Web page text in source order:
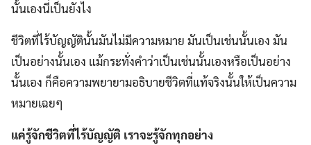
นั้นเองนี่เป็นยังไง
ชีวิตที่ไร้บัญญัตินั้นมันไม่มีความหมาย มันเป็นเช่นนั้นเอง มัน
เป็นอย่างนั้นเอง แม้กระทั่งคำว่าเป็นเช่นนั้นเองหรือเป็นอย่าง
นั้นเอง ก็คือความพยายามอธิบายชีวิตที่แท้จริงนั้นให้เป็นความ
หมายเฉยๆ
แค่รู้จักชีวิตที่ไร้บัญญัติ เราจะรู้จักทุกอย่าง